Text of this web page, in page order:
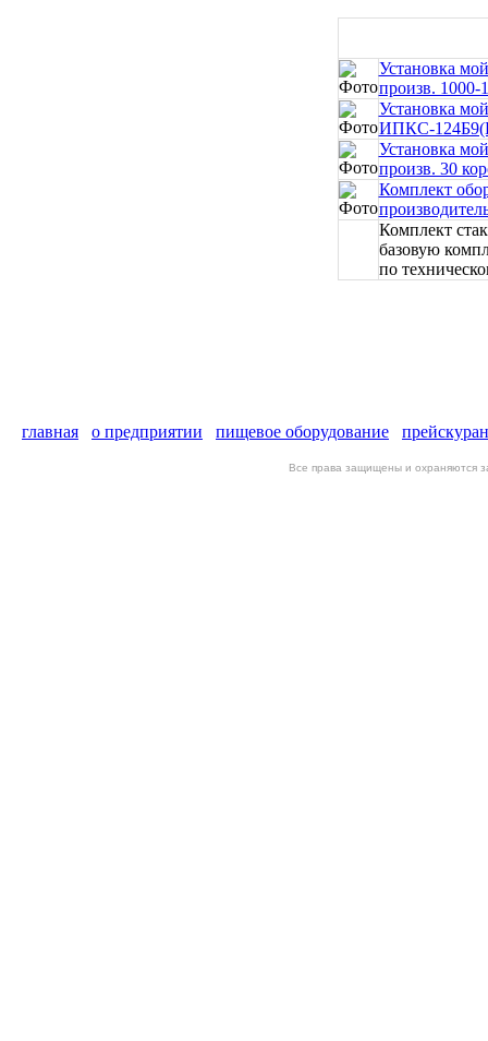
Установка
произв. 1000-
Установка
ИПКС-
Установка
произв. 30
Комплект
Комплект
базовую
по
главная о предприятии пищевое оборудование
Все права защищены и